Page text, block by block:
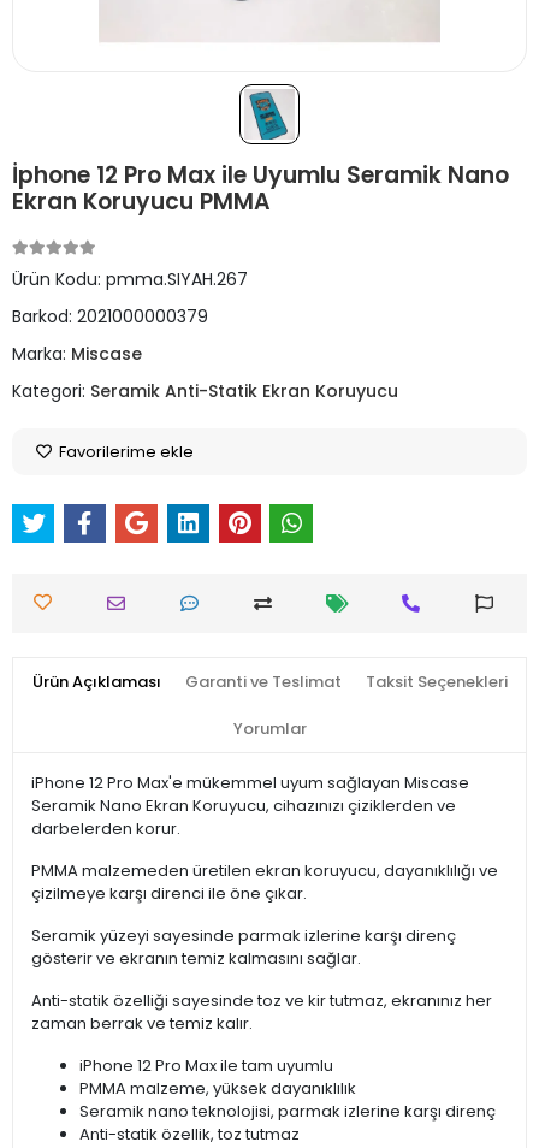
İphone 12 Pro Max ile Uyumlu Seramik Nano
Ekran Koruyucu PMMA
Ürün Kodu: pmma.SIYAH.267
Barkod: 2021000000379
Marka: Miscase
Kategori: Seramik Anti-Statik Ekran Koruyucu
Favorilerime ekle
Ürün Açıklaması Garanti ve Teslimat Taksit Seçenekleri
Yorumlar
iPhone 12 Pro Max'e mükemmel uyum sağlayan Miscase
Seramik Nano Ekran Koruyucu, cihazınızı çiziklerden ve
darbelerden korur.
PMMA malzemeden üretilen ekran koruyucu, dayanıklılığı ve
çizilmeye karşı direnci ile öne çıkar.
Seramik yüzeyi sayesinde parmak izlerine karşı direnç
gösterir ve ekranın temiz kalmasını sağlar.
Anti-statik özelliği sayesinde toz ve kir tutmaz, ekranınız her
zaman berrak ve temiz kalır.
iPhone 12 Pro Max ile tam uyumlu
PMMA malzeme, yüksek dayanıklılık
Seramik nano teknolojisi, parmak izlerine karşı direnç
Anti-statik özellik, toz tutmaz